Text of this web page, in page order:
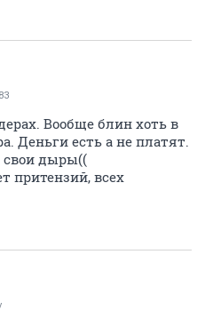
Вообще блин хоть в
Деньги есть а не платят.
свои дыры((
притензий, всех